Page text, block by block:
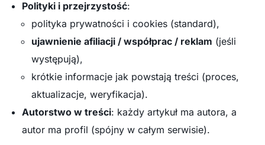
Polityki i przejrzystość:
polityka prywatności i cookies (standard),
ujawnienie afiliacji / współprac / reklam (jeśli
występują),
krótkie informacje jak powstają treści (proces,
aktualizacje, weryfikacja).
Autorstwo w treści: każdy artykuł ma autora, a
autor ma profil (spójny w całym serwisie).